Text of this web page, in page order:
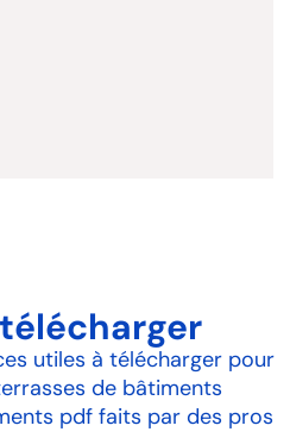
utiles à télécharger pour
de bâtiments
pdf faits par des pros